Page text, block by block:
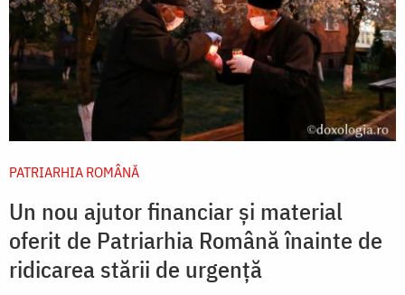
PATRIARHIA ROMÂNĂ
Un nou ajutor financiar și material
oferit de Patriarhia Română înainte de
ridicarea stării de urgență